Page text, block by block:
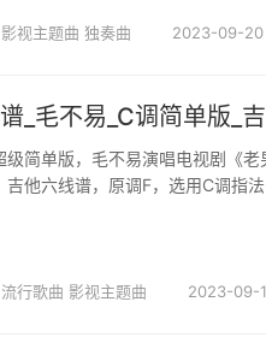
影视主题曲 独奏曲 2023-09-20
_毛不易_C调简单版_
级简单版，毛不易演唱电视剧《
他六线谱，原调F，选用C调指
流行歌曲 影视主题曲 2023-09-